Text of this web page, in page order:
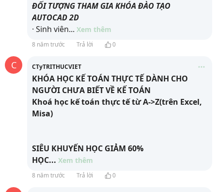
ĐỐI TƯỢNG THAM GIA KHÓA ĐÀO TẠO
AUTOCAD 2D
· Sinh viên... Xem thêm
8 năm trước Trả lời 0
C CTyTRITHUCVIET
KHÓA HỌC KẾ TOÁN THỰC TẾ DÀNH CHO
NGƯỜI CHƯA BIẾT VỀ KẾ TOÁN
Khoá học kế toán thực tế từ A->Z(trên Excel,
Misa)
SIÊU KHUYẾN HỌC GIẢM 60%
HỌC... Xem thêm
8 năm trước Trả lời 0